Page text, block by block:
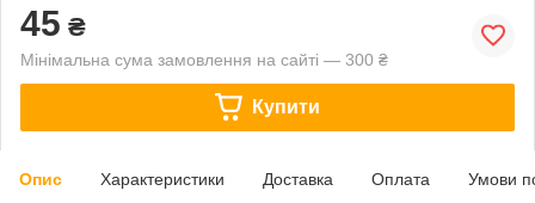
45 ₴
Мінімальна сума замовлення на сайті — 300 ₴
Купити
Опис Характеристики Доставка Оплата Умови